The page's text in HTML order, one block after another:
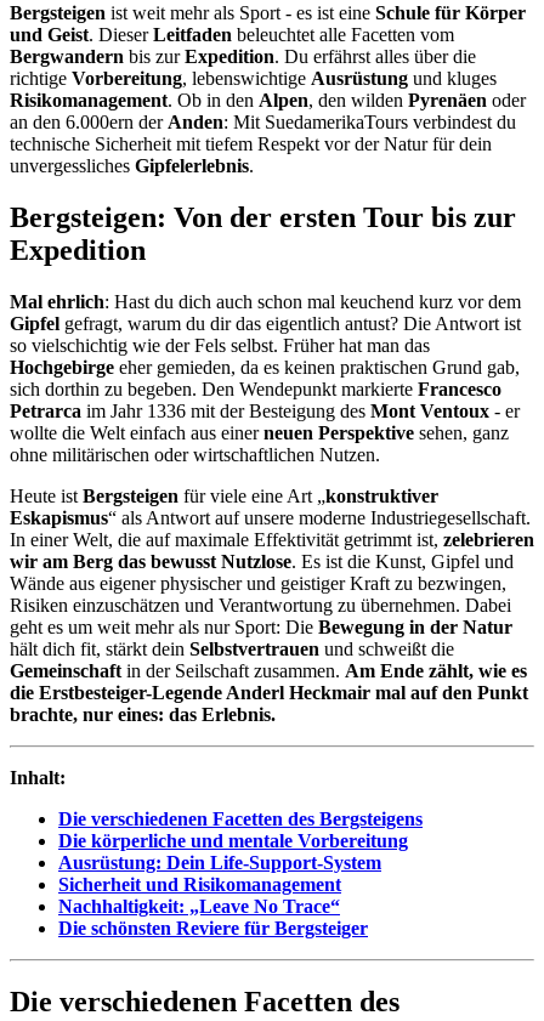
Bergsteigen ist weit mehr als Sport - es ist eine Schule für Körper
und Geist. DieserLeitfaden beleuchtet alle Facetten vom
Bergwandern bis zurExpedition. Du erfährst alles über die
richtige Vorbereitung, lebenswichtige Ausrüstung und kluges
Risikomanagement. Ob in den Alpen, den wilden Pyrenäen oder
an den 6.000ern der Anden: Mit SuedamerikaTours verbindest du
technische Sicherheit mit tiefem Respekt vor der Natur für dein
unvergessliches Gipfelerlebnis.
Bergsteigen: Von der ersten Tour bis zur
Expedition
Mal ehrlich: Hast du dich auch schon mal keuchend kurz vor dem
Gipfel gefragt, warum du dir das eigentlich antust? Die Antwort ist
so vielschichtig wie der Fels selbst. Früher hat man das
Hochgebirge eher gemieden, da es keinen praktischen Grund gab,
sich dorthin zu begeben. Den Wendepunkt markierte Francesco
Petrarca im Jahr 1336 mit der Besteigung des Mont Ventoux - er
wollte die Welt einfach aus einerneuen Perspektive sehen, ganz
ohne militärischen oder wirtschaftlichen Nutzen.
Heute ist Bergsteigen für viele eine Art „konstruktiver
Eskapismus“ als Antwort auf unsere moderne Industriegesellschaft.
In einer Welt, die auf maximale Effektivität getrimmt ist, zelebrieren
wir am Berg das bewusst Nutzlose. Es ist die Kunst, Gipfel und
Wände aus eigener physischer und geistiger Kraft zu bezwingen,
Risiken einzuschätzen und Verantwortung zu übernehmen. Dabei
geht es um weit mehr als nur Sport: Die Bewegung in der Natur
hält dich fit, stärkt dein Selbstvertrauen und schweißt die
Gemeinschaft in der Seilschaft zusammen. Am Ende zählt, wie es
die Erstbesteiger-Legende Anderl Heckmair mal auf den Punkt
brachte, nur eines: das Erlebnis.
Inhalt:
Die verschiedenen Facetten des Bergsteigens
Die körperliche und mentale Vorbereitung
Ausrüstung: Dein Life-Support-System
Sicherheit und Risikomanagement
Nachhaltigkeit: „Leave No Trace“
Die schönsten Reviere für Bergsteiger
Die verschiedenen Facetten des